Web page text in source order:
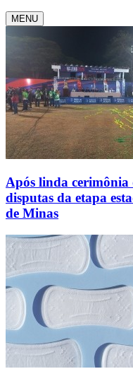
MENU
Após linda cerimônia
disputas da etapa
de Minas